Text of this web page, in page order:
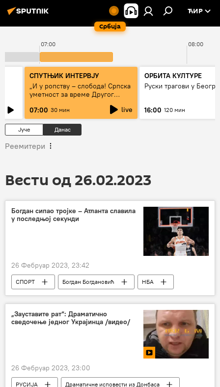
Србија
ЋИР
07:00 08:00
СПУТЊИК ИНТЕРВЈУ
„И у ропству – слобода! Српска
уметност за време Другог
07:00 30 мин live
ОРБИТА КУЛТУРЕ
Руски трагови у
16:00 120 мин
Јуче Данас
Реемитери
Вести од 26.02.2023
Богдан сипао тројке – Атланта славила
у последњој секунди
26 Фебруар 2023, 23:42
СПОРТ Богдан Богдановић
НБА
НБА у бојама Србије
Спорт
Кошарка
„Зауставите рат“: Драматично
сведочење једног Украјинца /видео/
26 Фебруар 2023, 23:00
РУСИЈА Драматичне исповести из Донбаса